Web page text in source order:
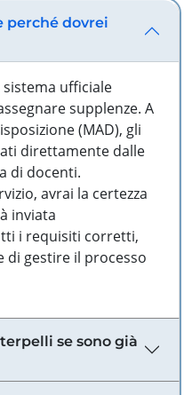
perché dovrei
ufficiale
supplenze. A
(MAD), gli
direttamente dalle
di docenti.
avrai la certezza
inviata
i requisiti corretti,
di gestire il processo
se sono già